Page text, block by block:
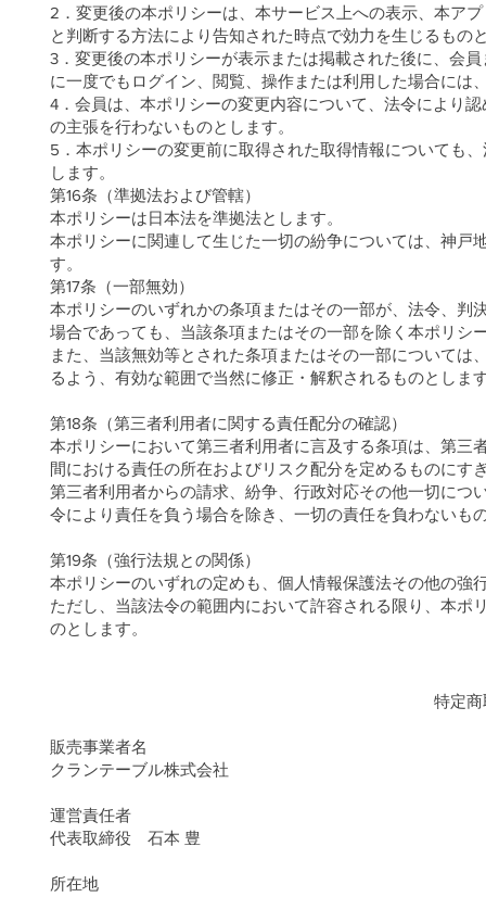
2．変更後の本ポリシーは、本サービス上への表示、本ア
と判断する方法により告知された時点で効力を生じるもの
3．変更後の本ポリシーが表示または掲載された後に、会
に一度でもログイン、閲覧、操作または利用した場合に
4．会員は、本ポリシーの変更内容について、法令により
の主張を行わないものとします。
5．本ポリシーの変更前に取得された取得情報についても
します。
第16条（準拠法および管轄）
本ポリシーは日本法を準拠法とします。
本ポリシーに関連して生じた一切の紛争については、神
す。
第17条（一部無効）
本ポリシーのいずれかの条項またはその一部が、法令、
場合であっても、当該条項またはその一部を除く本ポリ
また、当該無効等とされた条項またはその一部について
るよう、有効な範囲で当然に修正・解釈されるものとしま
第18条（第三者利用者に関する責任配分の確認）
本ポリシーにおいて第三者利用者に言及する条項は、第
間における責任の所在およびリスク配分を定めるものにす
第三者利用者からの請求、紛争、行政対応その他一切に
令により責任を負う場合を除き、一切の責任を負わないも
第19条（強行法規との関係）
本ポリシーのいずれの定めも、個人情報保護法その他の
ただし、当該法令の範囲内において許容される限り、本
のとします。
特定
販売事業者名
クランテーブル株式会社
運営責任者
代表取締役 石本 豊
所在地